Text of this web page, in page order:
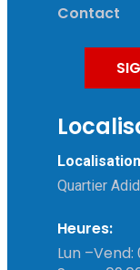
Contact
Quartier
Heures:
Lun –Vend: